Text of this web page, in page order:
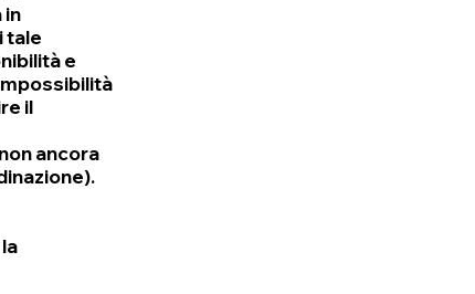
in
tale
e
il
ancora